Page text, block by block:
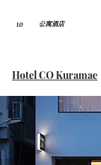
10 ​公寓酒店
Hotel CO Kuramae